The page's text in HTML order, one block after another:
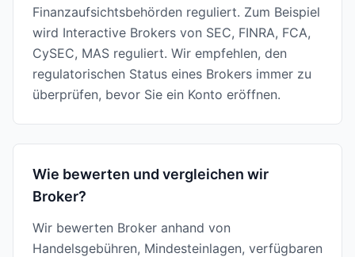
Finanzaufsichtsbehörden reguliert. Zum Beispiel
wird Interactive Brokers von SEC, FINRA, FCA,
CySEC, MAS reguliert. Wir empfehlen, den
regulatorischen Status eines Brokers immer zu
überprüfen, bevor Sie ein Konto eröffnen.
Wie bewerten und vergleichen wir
Broker?
Wir bewerten Broker anhand von
Handelsgebühren, Mindesteinlagen, verfügbaren